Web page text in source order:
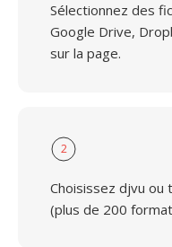
Sélectionnez des
Google Drive,
sur la page.
2
Choisissez djvu
(plus de 200